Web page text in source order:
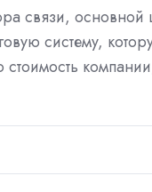
связи,
систему,